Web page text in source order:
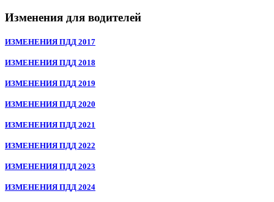
Изменения для водителей
ИЗМЕНЕНИЯ ПДД 2017
ИЗМЕНЕНИЯ ПДД 2018
ИЗМЕНЕНИЯ ПДД 2019
ИЗМЕНЕНИЯ ПДД 2020
ИЗМЕНЕНИЯ ПДД 2021
ИЗМЕНЕНИЯ ПДД 2022
ИЗМЕНЕНИЯ ПДД 2023
ИЗМЕНЕНИЯ ПДД 2024